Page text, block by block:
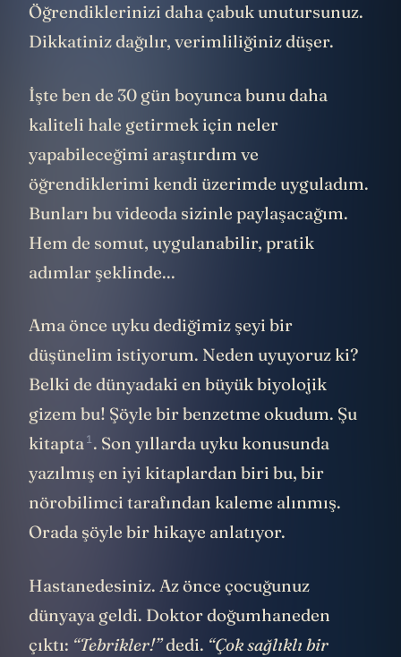
Öğrendiklerinizi daha çabuk unutursunuz.
Dikkatiniz dağılır, verimliliğiniz düşer.
İşte ben de 30 gün boyunca bunu daha
kaliteli hale getirmek için neler
yapabileceğimi araştırdım ve
öğrendiklerimi kendi üzerimde uyguladım.
Bunları bu videoda sizinle paylaşacağım.
Hem de somut, uygulanabilir, pratik
adımlar şeklinde...
Ama önce uyku dediğimiz şeyi bir
düşünelim istiyorum. Neden uyuyoruz ki?
Belki de dünyadaki en büyük biyolojik
gizem bu! Şöyle bir benzetme okudum. Şu
kitapta1. Son yıllarda uyku konusunda
yazılmış en iyi kitaplardan biri bu, bir
nörobilimci tarafından kaleme alınmış.
Orada şöyle bir hikaye anlatıyor.
Hastanedesiniz. Az önce çocuğunuz
dünyaya geldi. Doktor doğumhaneden
çıktı: “Tebrikler!”dedi. “Çok sağlıklı bir